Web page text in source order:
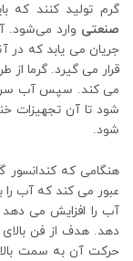
گرم تولید کنند
صنعتی وارد می‌شود.
جریان می ‌یابد که
قرار می‌ گیرد. گرما
می کند. سپس آب
شود تا آن تجهیزات
شود.
هنگامی که کندانسور
عبور می‌ کند که آب
آب را افزایش می ‌دهد
دهد. هدف از فن بالای
حرکت آن به سمت